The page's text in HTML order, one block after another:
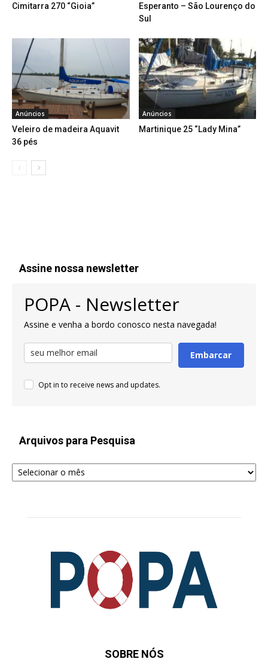
Cimitarra 270 “Gioia”
Esperanto – São Lourenço do
Sul
Anúncios
Veleiro de madeira Aquavit
36 pés
Anúncios
Martinique 25 “Lady Mina”
Assine nossa newsletter
POPA - Newsletter
Assine e venha a bordo conosco nesta navegada!
Embarcar
Opt in to receive news and updates.
Arquivos para Pesquisa
Arquivos
para
SOBRE NÓS